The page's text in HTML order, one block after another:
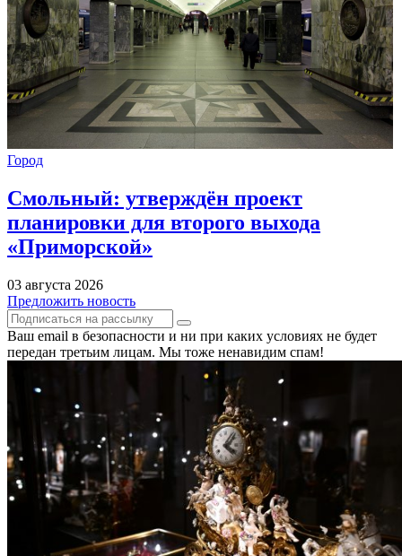
Город
Смольный: утверждён проект
планировки для второго выхода
«Приморской»
03 августа 2026
Предложить новость
Ваш email в безопасности и ни при каких условиях не будет
передан третьим лицам. Мы тоже ненавидим спам!